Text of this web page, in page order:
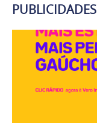
PUBLICIDADES